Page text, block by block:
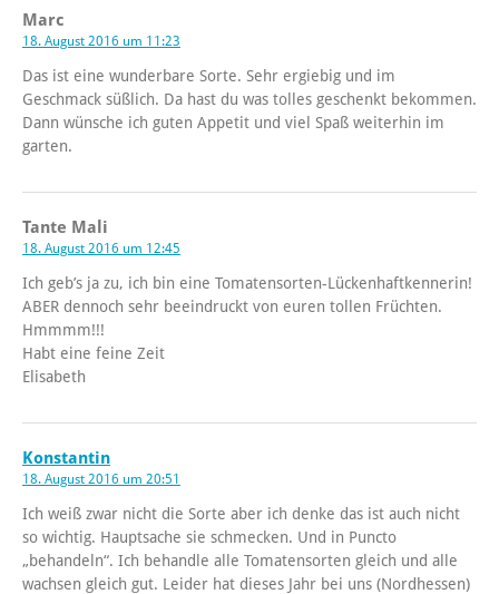
Marc
18. August 2016 um 11:23
Das ist eine wunderbare Sorte. Sehr ergiebig und im
Geschmack süßlich. Da hast du was tolles geschenkt bekommen.
Dann wünsche ich guten Appetit und viel Spaß weiterhin im
garten.
Tante Mali
18. August 2016 um 12:45
Ich geb’s ja zu, ich bin eine Tomatensorten-Lückenhaftkennerin!
ABER dennoch sehr beeindruckt von euren tollen Früchten.
Hmmmm!!!
Habt eine feine Zeit
Elisabeth
Konstantin
18. August 2016 um 20:51
Ich weiß zwar nicht die Sorte aber ich denke das ist auch nicht
so wichtig. Hauptsache sie schmecken. Und in Puncto
„behandeln“. Ich behandle alle Tomatensorten gleich und alle
wachsen gleich gut. Leider hat dieses Jahr bei uns (Nordhessen)